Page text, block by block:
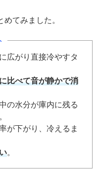
てみました。
広がり直接冷やすタ
比べて音が静かで消
の水分が庫内に残る
。
が下がり、冷えるま
。